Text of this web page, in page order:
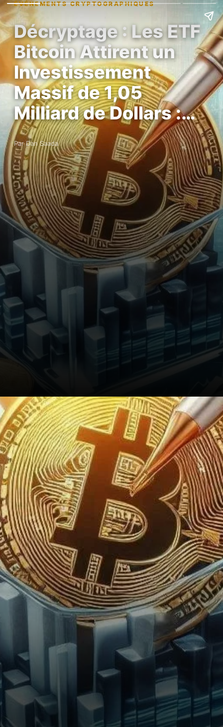
ÉVÉNEMENTS CRYPTOGRAPHIQUES
Décryptage : Les ETF
Bitcoin Attirent un
Investissement
Massif de 1,05
Milliard de Dollars :…
Par Dan Saada